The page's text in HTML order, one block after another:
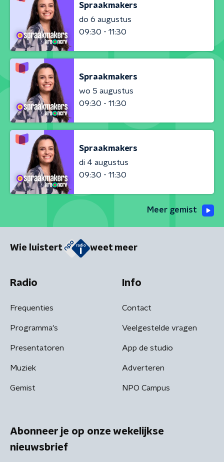
Spraakmakers
do 6 augustus
09:30 - 11:30
Spraakmakers
wo 5 augustus
09:30 - 11:30
Spraakmakers
di 4 augustus
09:30 - 11:30
Meer gemist
Wie luistert weet meer
Radio
Frequenties
Programma's
Presentatoren
Muziek
Gemist
Info
Contact
Veelgestelde vragen
App de studio
Adverteren
NPO Campus
Abonneer je op onze wekelijkse
nieuwsbrief